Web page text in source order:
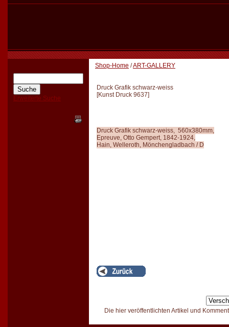
Erweiterte Suche
Shop-Home /ART-GALLERY
Druck Grafik schwarz-weiss
[Kunst Druck 9637]
Druck Grafik schwarz-weiss, 560x380mm,
Epreuve, Otto Gempert, 1842-1924,
Hain, Welleroth, Mönchengladbach / D
Die hier veröffentlichten Artikel und